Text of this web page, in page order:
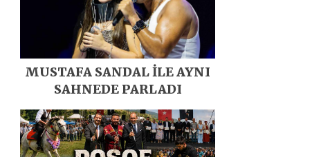
MUSTAFA SANDAL İLE AYNI
SAHNEDE PARLADI